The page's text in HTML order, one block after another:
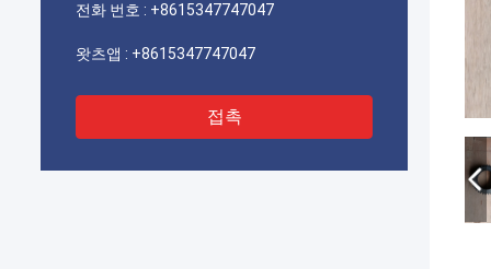
전화 번호 : +8615347747047
왓츠앱 : +8615347747047
접촉